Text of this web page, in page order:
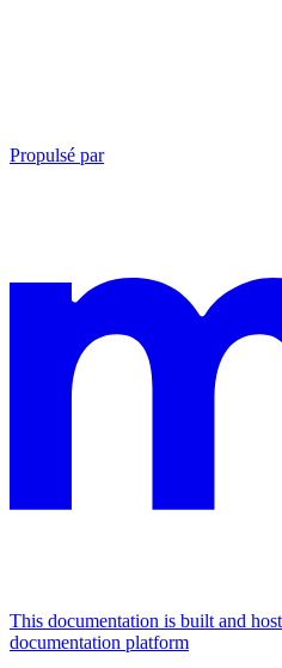
Propulsé par
This documentation is built and
documentation platform